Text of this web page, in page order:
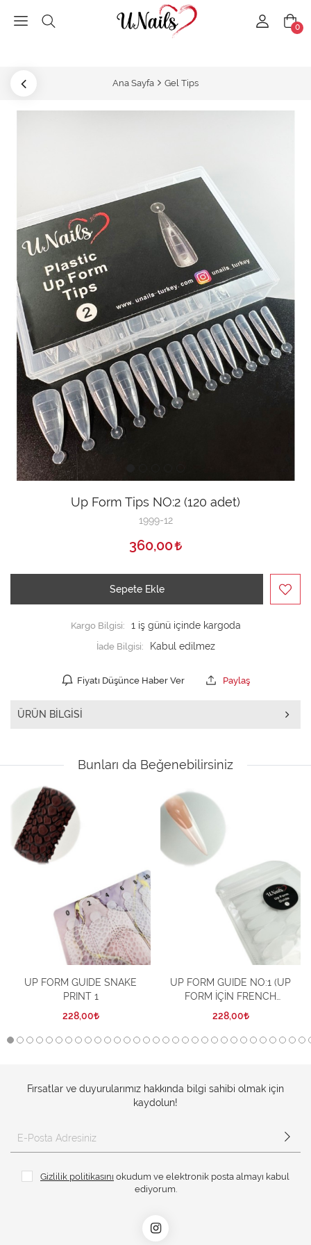
0
Ana Sayfa Gel Tips
Up Form Tips NO:2 (120 adet)
1999-12
360,00
Sepete Ekle
Kargo Bilgisi:
1 iş günü içinde kargoda
İade Bilgisi:
Fiyatı Düşünce Haber Ver Paylaş
ÜRÜN BILGISI
Bunları da Beğenebilirsiniz
UP FORM GUIDE SNAKE
PRINT 1
228,00
UP FORM GUIDE NO:1 (UP
FORM İÇİN FRENCH
ŞABLONU 72 ADET)
228,00
Fırsatlar ve duyurularımız hakkında bilgi sahibi olmak için
kaydolun!
Gizlilik politikasını okudum ve elektronik posta almayı kabul
ediyorum.